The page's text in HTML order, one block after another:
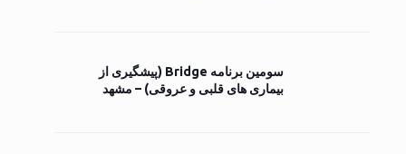
سومین برنامه Bridge (پیشگیری از
بیماری های قلبی و عروقی) – مشهد